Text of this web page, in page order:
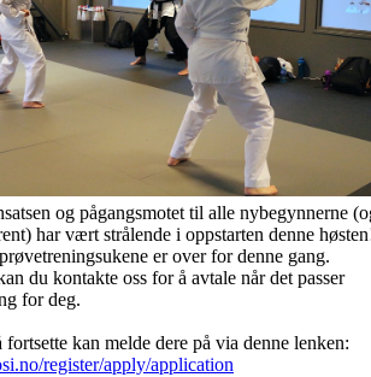
og pågangsmotet til alle nybegynnerne
har vært strålende i oppstarten denne
er over for denne gang.
du kontakte oss for å avtale når det passer
for deg.
fortsette kan melde dere på via denne lenken:
register/apply/application